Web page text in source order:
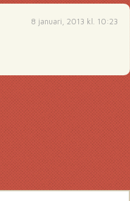
8 januari, 2013 kl. 10:23